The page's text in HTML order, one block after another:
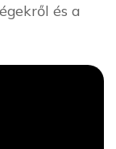
és a